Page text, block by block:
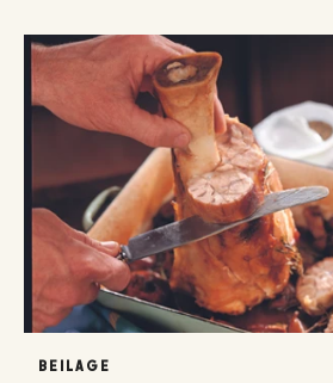
BEILAGE